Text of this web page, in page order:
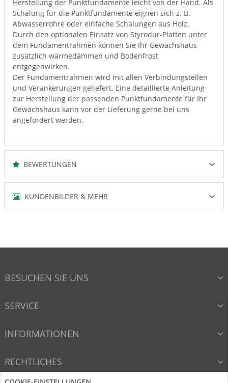
Herstellung der Punktfundamente leicht von der Hand. Als
Schalung für die Punktfundamente eignen sich z. B.
Abwasserrohre oder einfache Schalungen aus Holz.
Durch den optionalen Einsatz von Styrodur-Platten unter
dem Fundamentrahmen können Sie Ihr Gewächshaus
zusätzlich wärmedämmen und Bodenfrost
entgegenwirken.
Der Fundamentrahmen wird mit allen Verbindungsteilen
und Verankerungen geliefert. Eine detaillierte Anleitung
zur Herstellung der passenden Punktfundamente für Ihr
Gewächshaus kann vor der Lieferung gerne bei uns
angefordert werden.
BEWERTUNGEN
KUNDENBILDER & MEHR
BESUCHEN SIE UNS
SERVICE
INFORMATIONEN
RECHTLICHES